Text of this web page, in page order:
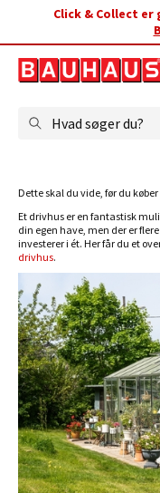
Click & Collect
Hvad søger du?
Dette skal du vide, før du
Et drivhus er en fantastisk
din egen have, men der er
investerer i ét. Her får du et
drivhus.